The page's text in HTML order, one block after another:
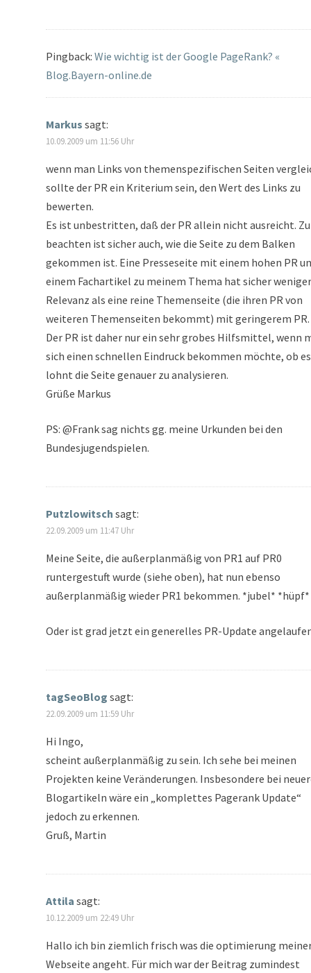
Pingback: Wie wichtig ist der Google PageRank? «
Blog.Bayern-online.de
Markus sagt:
10.09.2009 um 11:56 Uhr
wenn man Links von themenspezifischen Seiten
sollte der PR ein Kriterium sein, den Wert des Links zu
bewerten.
Es ist unbestritten, daß der PR allein nicht ausreicht. Zu
beachten ist sicher auch, wie die Seite zu dem Balken
gekommen ist. Eine Presseseite mit einem hohen PR
einem Fachartikel zu meinem Thema hat sicher weniger
Relevanz als eine reine Themenseite (die ihren PR von
weiteren Themenseiten bekommt) mit geringerem PR.
Der PR ist daher nur ein sehr grobes Hilfsmittel, wenn
sich einen schnellen Eindruck bekommen möchte, ob
lohnt die Seite genauer zu analysieren.
Grüße Markus
PS: @Frank sag nichts gg. meine Urkunden bei den
Bundesjugendspielen.
Putzlowitsch sagt:
22.09.2009 um 11:47 Uhr
Meine Seite, die außerplanmäßig von PR1 auf PR0
runtergestuft wurde (siehe oben), hat nun ebenso
außerplanmäßig wieder PR1 bekommen. *jubel* *hüpf*
Oder ist grad jetzt ein generelles PR-Update
tagSeoBlog sagt:
22.09.2009 um 11:59 Uhr
Hi Ingo,
scheint außerplanmäßig zu sein. Ich sehe bei meinen
Projekten keine Veränderungen. Insbesondere bei
Blogartikeln wäre ein „komplettes Pagerank Update“
jedoch zu erkennen.
Gruß, Martin
Attila sagt:
10.12.2009 um 22:49 Uhr
Hallo ich bin ziemlich frisch was die optimierung
Webseite angeht. Für mich war der Beitrag zumindest